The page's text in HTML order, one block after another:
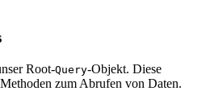
Root-Query-Objekt. Diese
zum Abrufen von Daten.